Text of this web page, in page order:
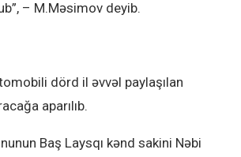
– M.Məsimov deyib.
dörd il əvvəl paylaşılan
aparılıb.
Baş Laysqı kənd sakini Nəbi